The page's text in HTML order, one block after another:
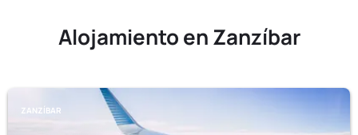
Alojamiento en Zanzíbar
ZANZÍBAR